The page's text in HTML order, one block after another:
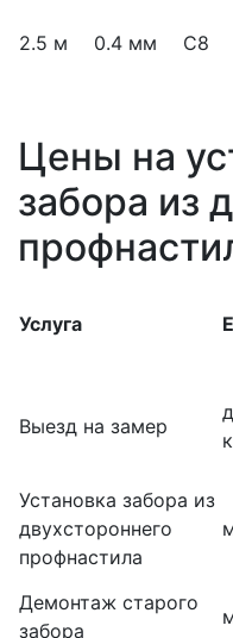
2.5 м 0.4 мм С8
Цены на
забора из
Услуга
Выезд на замер
Установка забора из
двухстороннего
профнастила
Демонтаж старого
забора